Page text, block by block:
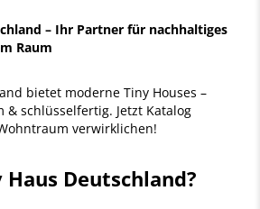
– Ihr Partner für nachhaltiges
Raum
bietet moderne Tiny Houses –
& schlüsselfertig. Jetzt Katalog
verwirklichen!
Deutschland?